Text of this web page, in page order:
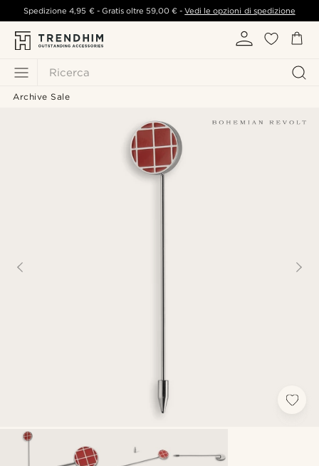
Ricerca
Spedizione4,95 €- Gratis oltre 59,00 € -Vedi le opzioni di spedizione
Archive Sale